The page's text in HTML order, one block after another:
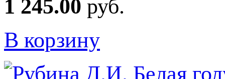
1 245.00 руб.
В корзину